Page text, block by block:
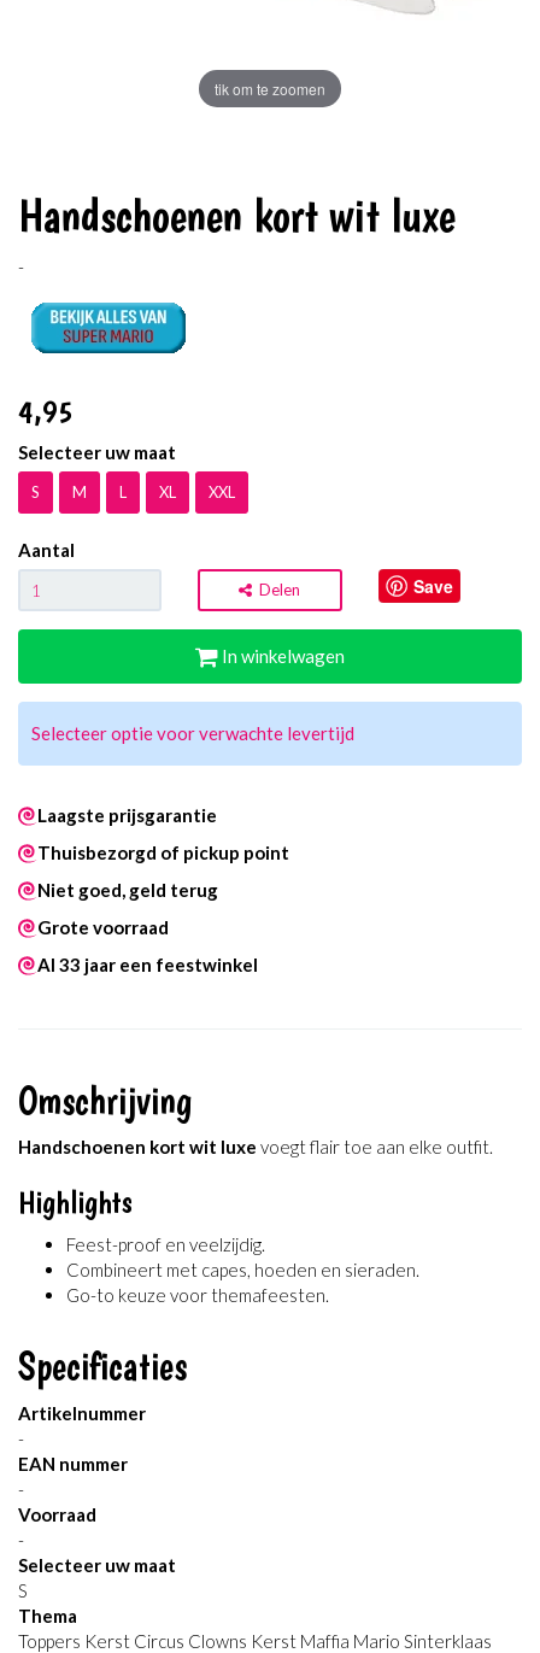
tik om te zoomen
Handschoenen kort wit luxe
-
4,95
Selecteer uw maat
S M L XL XXL
Aantal
Delen Save
In winkelwagen
Selecteer optie voor verwachte levertijd
Laagste prijsgarantie
Thuisbezorgd of pickup point
Niet goed, geld terug
Grote voorraad
Al 33 jaar een feestwinkel
Omschrijving
Handschoenen kort wit luxe voegt flair toe aan elke outfit.
Highlights
Feest-proof en veelzijdig.
Combineert met capes, hoeden en sieraden.
Go-to keuze voor themafeesten.
Specificaties
Artikelnummer
-
EAN nummer
-
Voorraad
-
Selecteer uw maat
S
Thema
Toppers Kerst Circus Clowns Kerst Maffia Mario Sinterklaas